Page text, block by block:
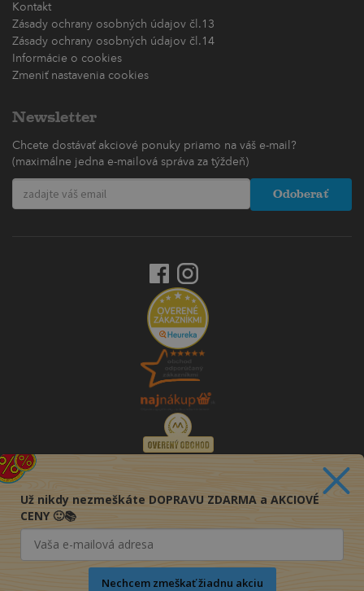
Kontakt
Zásady ochrany osobných údajov čl.13
Zásady ochrany osobných údajov čl.14
Informácie o cookies
Zmeniť nastavenia cookies
Newsletter
Chcete dostávať akciové ponuky priamo na váš e-mail?
(maximálne jedna e-mailová správa za týždeň)
Odoberať
Už nikdy nezmeškáte DOPRAVU ZDARMA a AKCIOVÉ
CENY 🙂📚
Nechcem zmeškať žiadnu akciu